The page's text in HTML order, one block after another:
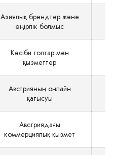
Азиялық брендтер және
өңірлік болмыс
Кәсіби топтар мен
қызметтер
Австрияның онлайн
қатысуы
Австриядағы
коммерциялық қызмет